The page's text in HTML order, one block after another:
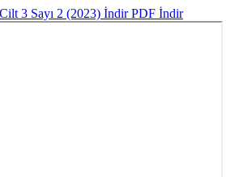
Cilt 3 Sayı 2 (2023) İndirPDF İndir